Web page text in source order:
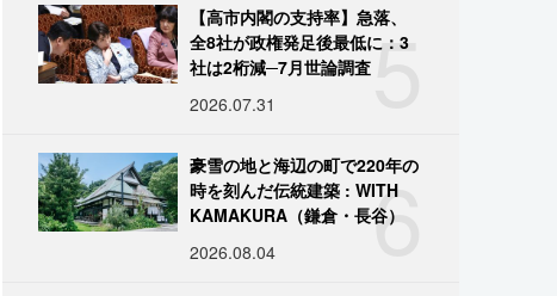
5
【高市内閣の支持率】急落、
全8社が政権発足後最低に：3
社は2桁減─7月世論調査
2026.07.31
6
豪雪の地と海辺の町で220年の
時を刻んだ伝統建築 : WITH
KAMAKURA（鎌倉・長谷）
2026.08.04